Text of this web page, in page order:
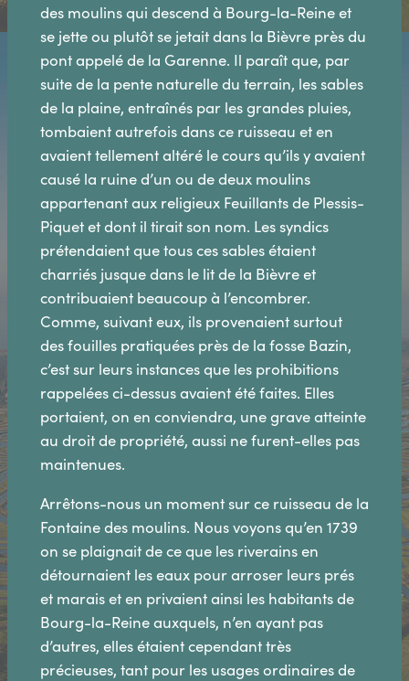
des moulins qui descend à Bourg-la-Reine et
se jette ou plutôt se jetait dans la Bièvre près du
pont appelé de la Garenne. Il paraît que, par
suite de la pente naturelle du terrain, les sables
de la plaine, entraînés par les grandes pluies,
tombaient autrefois dans ce ruisseau et en
avaient tellement altéré le cours qu’ils y avaient
causé la ruine d’un ou de deux moulins
appartenant aux religieux Feuillants de Plessis-
Piquet et dont il tirait son nom. Les syndics
prétendaient que tous ces sables étaient
charriés jusque dans le lit de la Bièvre et
contribuaient beaucoup à l’encombrer.
Comme, suivant eux, ils provenaient surtout
des fouilles pratiquées près de la fosse Bazin,
c’est sur leurs instances que les prohibitions
rappelées ci-dessus avaient été faites. Elles
portaient, on en conviendra, une grave atteinte
au droit de propriété, aussi ne furent-elles pas
maintenues.
Arrêtons-nous un moment sur ce ruisseau de la
Fontaine des moulins. Nous voyons qu’en 1739
on se plaignait de ce que les riverains en
détournaient les eaux pour arroser leurs prés
et marais et en privaient ainsi les habitants de
Bourg-la-Reine auxquels, n’en ayant pas
d’autres, elles étaient cependant très
précieuses, tant pour les usages ordinaires de